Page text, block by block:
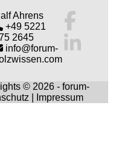
Ahrens
+49 5221
2645
info@forum-
© 2026 - forum-
Impressum